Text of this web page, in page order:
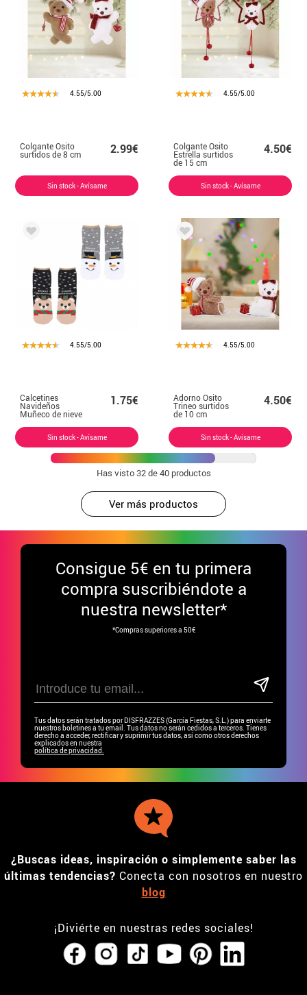
4.55/5.00
Colgante Osito
surtidos de 8 cm 2.99€
Sin stock - Avísame
4.55/5.00
Colgante Osito
Estrella surtidos
de 15 cm
4.50€
Sin stock - Avísame
4.55/5.00
Calcetines
Navideños
Muñeco de nieve
en modelos
surtidos infantil
1.75€
Sin stock - Avísame
4.55/5.00
Adorno Osito
Trineo surtidos
de 10 cm
4.50€
Sin stock - Avísame
Has visto32de 40 productos
Ver más productos
Consigue 5€ en tu primera
compra suscribiéndote a
nuestra newsletter*
*Compras superiores a 50€
Tus datos serán tratados por DISFRAZZES (García Fiestas, S.L.) para enviarte
nuestros boletines a tu email. Tus datos no serán cedidos a terceros. Tienes
derecho a acceder, rectificar y suprimir tus datos, así como otros derechos
explicados en nuestra
política de privacidad.
¿Buscas ideas, inspiración o simplemente saber las
últimas tendencias? Conecta con nosotros en nuestro
blog
¡Diviérte en nuestras redes sociales!